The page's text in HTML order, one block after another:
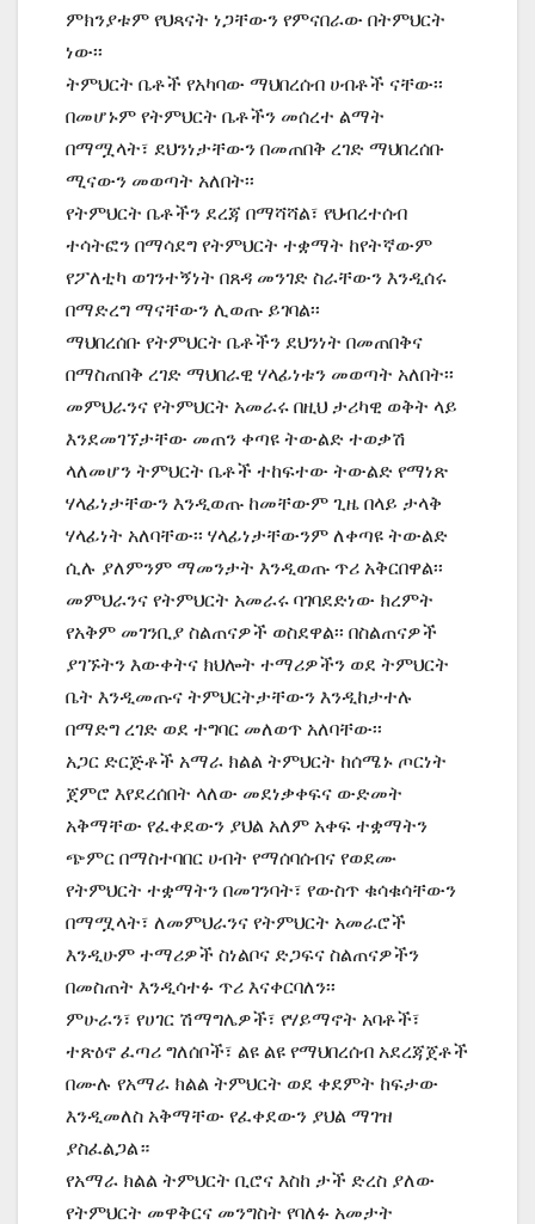
ምክንያቱም የህጻናት ነጋቸውን የምናበራው በትምህርት
ነው፡፡
ትምህርት ቤቶች የአካባው ማህበረሰብ ሀብቶች ናቸው፡፡
በመሆኑም የትምህርት ቤቶችን መሰረተ ልማት
በማሟላት፣ ደህንነታቸውን በመጠበቅ ረገድ ማህበረሰቡ
ሚናውን መወጣት አለበት፡፡
የትምህርት ቤቶችን ደረጃ በማሻሻል፣ የህብረተሰብ
ተሳትፎን በማሳደግ የትምህርት ተቋማት ከየትኛውም
የፖለቲካ ወገንተኝነት በጸዳ መንገድ ስራቸውን እንዲሰሩ
በማድረግ ማናቸውን ሊወጡ ይገባል፡፡
ማህበረሰቡ የትምህርት ቤቶችን ደህንነት በመጠበቅና
በማስጠበቅ ረገድ ማህበራዊ ሃላፊነቱን መወጣት አለበት፡፡
መምህራንና የትምህርት አመራሩ በዚህ ታሪካዊ ወቅት ላይ
እንደመገኘታቸው መጠን ቀጣዩ ትውልድ ተወቃሽ
ላለመሆን ትምህርት ቤቶች ተከፍተው ትውልድ የማነጽ
ሃላፊነታቸውን እንዲወጡ ከመቸውም ጊዜ በላይ ታላቅ
ሃላፊነት አለባቸው፡፡ ሃላፊነታቸውንም ለቀጣዩ ትውልድ
ሲሉ ያለምንም ማመንታት እንዲወጡ ጥሪ አቅርበዋል፡፡
መምህራንና የትምህርት አመራሩ ባገባደድነው ክረምት
የአቅም መገንቢያ ስልጠናዎች ወስደዋል፡፡ በስልጠናዎች
ያገኙትን እውቀትና ክህሎት ተማሪዎችን ወደ ትምህርት
ቤት እንዲመጡና ትምህርትታቸውን እንዲከታተሉ
በማድግ ረገድ ወደ ተግባር መለወጥ አለባቸው፡፡
አጋር ድርጅቶች አማራ ክልል ትምህርት ከሰሜኑ ጦርነት
ጀምሮ እየደረሰበት ላለው መደነቃቀፍና ውድመት
አቅማቸው የፈቀደውን ያህል አለም አቀፍ ተቋማትን
ጭምር በማስተባበር ሀብት የማሰባሰብና የወደሙ
የትምህርት ተቋማትን በመገንባት፣ የውስጥ ቁሳቁሳቸውን
በማሟላት፣ ለመምህራንና የትምህርት አመራሮች
እንዲሁም ተማሪዎች ስነልቦና ድጋፍና ስልጠናዎችን
በመስጠት እንዲሳተፉ ጥሪ እናቀርባለን፡፡
ምሁራን፣ የሀገር ሽማግሌዎች፣ የሃይማኖት አባቶች፣
ተጽዕኖ ፈጣሪ ግለሰቦች፣ ልዩ ልዩ የማህበረሰብ አደረጃጀቶች
በሙሉ የአማራ ክልል ትምህርት ወደ ቀደምት ከፍታው
እንዲመለስ አቅማቸው የፈቀደውን ያህል ማገዝ
ያስፈልጋል።
የአማራ ክልል ትምህርት ቢሮና እስከ ታች ድረስ ያለው
የትምህርት መዋቅርና መንግስት የባለፉ አመታት